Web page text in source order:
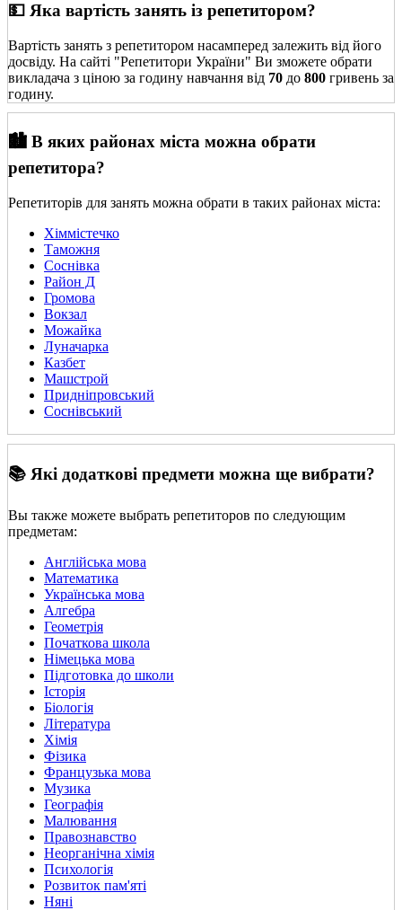
💵 Яка вартість занять із репетитором?
Вартість занять з репетитором насамперед залежить від його
досвіду. На сайті "Репетитори України" Ви зможете обрати
викладача з ціною за годину навчання від 70 до 800 гривень за
годину.
🏙️ В яких районах міста можна обрати
репетитора?
Репетиторів для занять можна обрати в таких районах міста:
Хіммістечко
Таможня
Соснівка
Район Д
Громова
Вокзал
Можайка
Луначарка
Казбет
Машстрой
Придніпровський
Соснівський
📚 Які додаткові предмети можна ще вибрати?
Вы также можете выбрать репетиторов по следующим
предметам:
Англійська мова
Математика
Українська мова
Алгебра
Геометрія
Початкова школа
Німецька мова
Підготовка до школи
Історія
Біологія
Література
Хімія
Фізика
Французька мова
Музика
Географія
Малювання
Правознавство
Неорганічна хімія
Психологія
Розвиток пам'яті
Няні